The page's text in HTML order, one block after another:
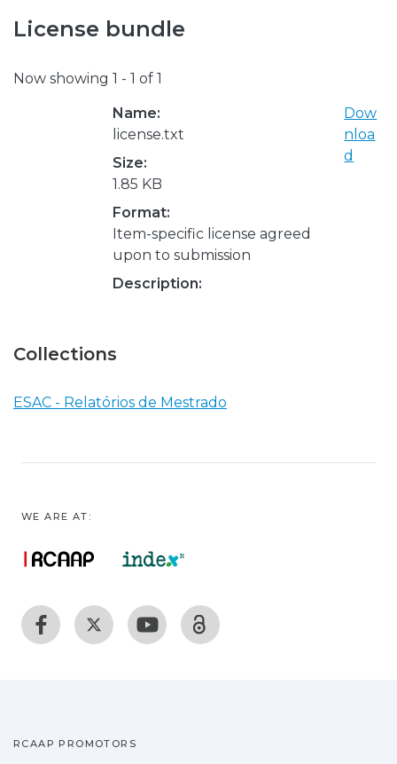
License bundle
Now showing 1 - 1 of 1
Name:
license.txt
Size:
1.85 KB
Format:
Item-specific license agreed
upon to submission
Description:
Dow
nloa
d
Collections
ESAC - Relatórios de Mestrado
WE ARE AT:
RCAAP PROMOTORS